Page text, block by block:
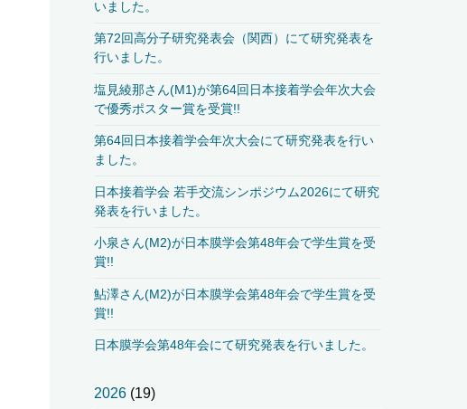
いました。
第72回高分子研究発表会（関西）にて研究発表を
行いました。
塩見綾那さん(M1)が第64回日本接着学会年次大会
で優秀ポスター賞を受賞!!
第64回日本接着学会年次大会にて研究発表を行い
ました。
日本接着学会 若手交流シンポジウム2026にて研究
発表を行いました。
小泉さん(M2)が日本膜学会第48年会で学生賞を受
賞!!
鮎澤さん(M2)が日本膜学会第48年会で学生賞を受
賞!!
日本膜学会第48年会にて研究発表を行いました。
2026(19)